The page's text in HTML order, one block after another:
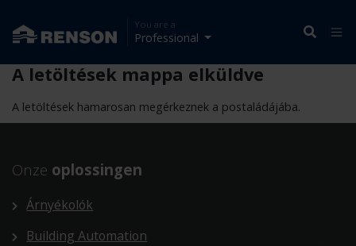
You are a
Professional
A letöltések mappa elküldve
A letöltések hamarosan megérkeznek a postaládájába.
Onze oplossingen
Árnyékolók
Building Automation